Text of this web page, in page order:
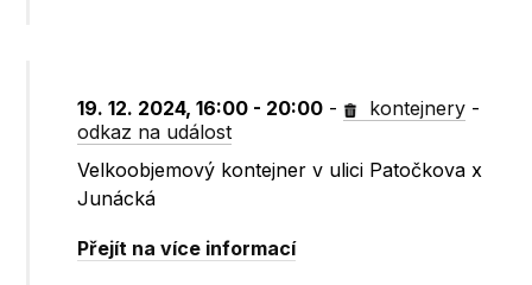
19. 12. 2024, 16:00 - 20:00 - kontejnery -
odkaz na událost
Velkoobjemový kontejner v ulici Patočkova x
Junácká
Přejít na více informací